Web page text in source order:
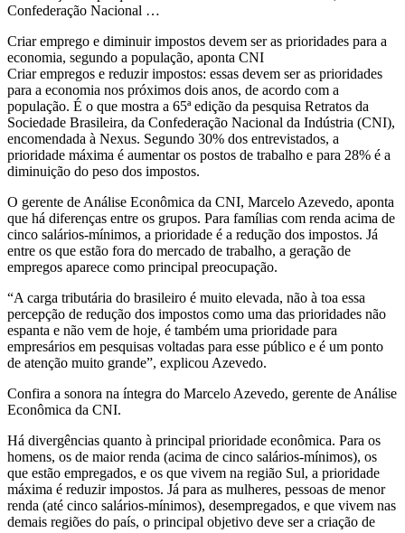
Confederação Nacional …
Criar emprego e diminuir impostos devem ser as prioridades para a
economia, segundo a população, aponta CNI
Criar empregos e reduzir impostos: essas devem ser as prioridades
para a economia nos próximos dois anos, de acordo com a
população. É o que mostra a 65ª edição da pesquisa Retratos da
Sociedade Brasileira, da Confederação Nacional da Indústria (CNI),
encomendada à Nexus. Segundo 30% dos entrevistados, a
prioridade máxima é aumentar os postos de trabalho e para 28% é a
diminuição do peso dos impostos.
O gerente de Análise Econômica da CNI, Marcelo Azevedo, aponta
que há diferenças entre os grupos. Para famílias com renda acima de
cinco salários-mínimos, a prioridade é a redução dos impostos. Já
entre os que estão fora do mercado de trabalho, a geração de
empregos aparece como principal preocupação.
“A carga tributária do brasileiro é muito elevada, não à toa essa
percepção de redução dos impostos como uma das prioridades não
espanta e não vem de hoje, é também uma prioridade para
empresários em pesquisas voltadas para esse público e é um ponto
de atenção muito grande”, explicou Azevedo.
Confira a sonora na íntegra do Marcelo Azevedo, gerente de Análise
Econômica da CNI.
Há divergências quanto à principal prioridade econômica. Para os
homens, os de maior renda (acima de cinco salários-mínimos), os
que estão empregados, e os que vivem na região Sul, a prioridade
máxima é reduzir impostos. Já para as mulheres, pessoas de menor
renda (até cinco salários-mínimos), desempregados, e que vivem nas
demais regiões do país, o principal objetivo deve ser a criação de